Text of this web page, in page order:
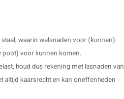
waarin walsnaden voor (kunnen)
poot) voor kunnen komen.
houd dus rekening met lasnaden van
altijd kaarsrecht en kan oneffenheden